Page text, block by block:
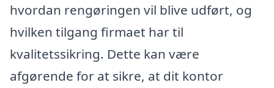
hvordan rengøringen vil blive udført, og
hvilken tilgang firmaet har til
kvalitetssikring. Dette kan være
afgørende for at sikre, at dit kontor